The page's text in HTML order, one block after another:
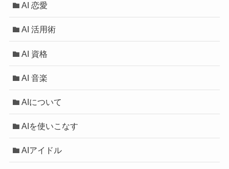
AI 恋愛
AI 活用術
AI 資格
AI 音楽
AIについて
AIを使いこなす
AIアイドル